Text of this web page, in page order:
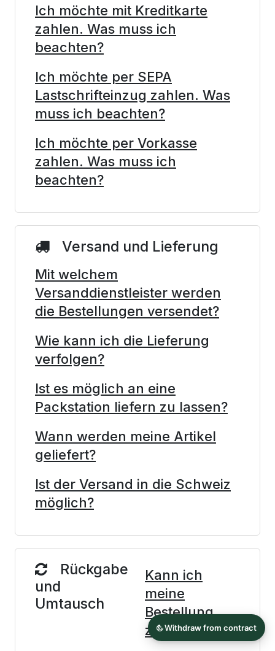
Ich möchte mit Kreditkarte
zahlen. Was muss ich
beachten?
Ich möchte per SEPA
Lastschrifteinzug zahlen. Was
muss ich beachten?
Ich möchte per Vorkasse
zahlen. Was muss ich
beachten?
Versand und Lieferung
Mit welchem
Versanddienstleister werden
die Bestellungen versendet?
Wie kann ich die Lieferung
verfolgen?
Ist es möglich an eine
Packstation liefern zu lassen?
Wann werden meine Artikel
geliefert?
Ist der Versand in die Schweiz
möglich?
Rückgabe
und
Umtausch
Kann ich
meine
Bestellung
zurückgeben?